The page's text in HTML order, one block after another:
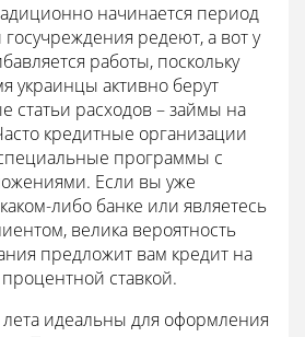
начинается период
редеют, а вот у
работы, поскольку
украинцы активно берут
статьи расходов – займы на
кредитные организации
программы с
Если вы уже
либо банке или являетесь
велика вероятность
предложит вам кредит на
ставкой.
идеальны для оформления